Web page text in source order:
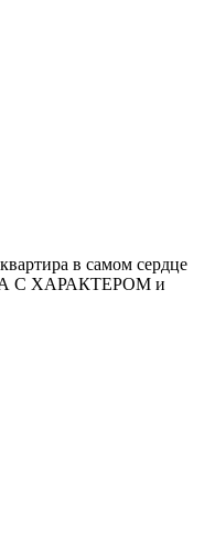
в самом сердце
С ХАРАКТЕРОМ и